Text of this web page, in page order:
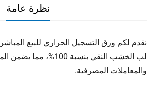
نظرة عامة
والمعاملات المصرفية.